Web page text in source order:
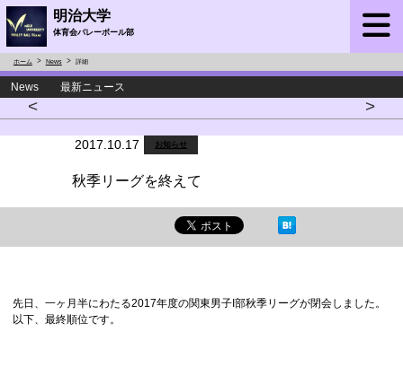
明治大学
体育会バレーボール部
ホーム News 詳細
News 最新ニュース
< >
2017.10.17 お知らせ
秋季リーグを終えて
先日、一ヶ月半にわたる2017年度の関東男子I部秋季リーグが閉会しました。
以下、最終順位です。